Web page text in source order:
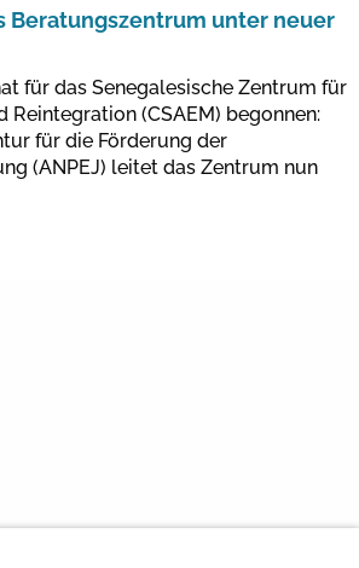
Beratungszentrum unter neuer
für das Senegalesische Zentrum für
Reintegration (CSAEM) begonnen:
für die Förderung der
(ANPEJ) leitet das Zentrum nun